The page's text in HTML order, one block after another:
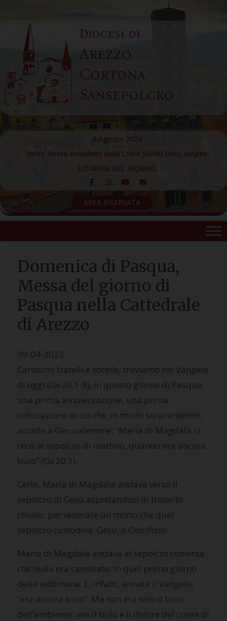
content
Diocesi di
Arezzo
Cortona
Sansepolcro
9 Agosto 2026
Santa Teresa Benedetta della Croce (Edith) Stein, vergine
LITURGIA DEL GIORNO
AREA RISERVATA
Domenica di Pasqua,
Messa del giorno di
Pasqua nella Cattedrale
di Arezzo
09-04-2023
Carissimi fratelli e sorelle, troviamo nel Vangelo
di oggi (Gv 20,1-9), in questo giorno di Pasqua,
una prima ambientazione, una prima
collocazione di ciò che, in modo sorprendente,
accade a Gerusalemme: “Maria di Magdala si
recò al sepolcro di mattino, quando era ancora
buio” (Gv 20,1).
Certo, Maria di Magdala andava verso il
sepolcro di Gesù aspettandosi di trovarlo
chiuso, per venerare un morto che quel
sepolcro custodiva: Gesù, il Crocifisso.
Maria di Magdala andava al sepolcro convinta
che nulla era cambiato, in quel primo giorno
della settimana. E, infatti, annota il Vangelo,
“era ancora buio”. Ma non era solo il buio
dell’ambiente: era il buio e il dolore del cuore di